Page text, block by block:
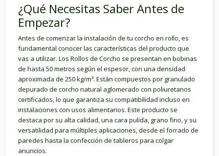
¿Qué Necesitas Saber Antes de
Empezar?
Antes de comenzar la instalación de tu corcho en rollo, es
fundamental conocer las características del producto que
vas a utilizar. Los Rollos de Corcho se presentan en bobinas
de hasta 50 metros según el espesor, con una densidad
aproximada de 250 kg/m³. Están compuestos por granulado
depurado de corcho natural aglomerado con poliuretanos
certificados, lo que garantiza su compatibilidad incluso en
instalaciones con usos alimentarios. Este producto se
destaca por su alta calidad, una cara pulida, grano fino, y su
versatilidad para múltiples aplicaciones, desde el forrado de
paredes hasta la confección de tableros para colgar
anuncios.